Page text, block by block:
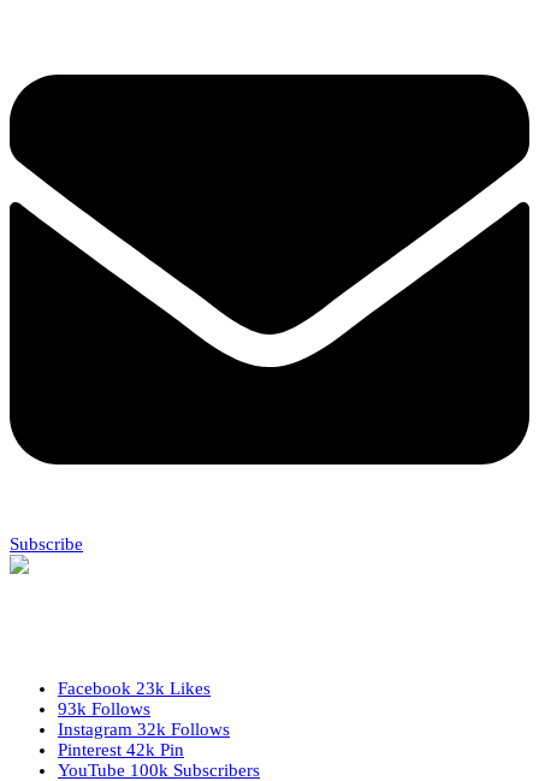
Subscribe
Facebook 23k Likes
93k Follows
Instagram 32k Follows
Pinterest 42k Pin
YouTube 100k Subscribers